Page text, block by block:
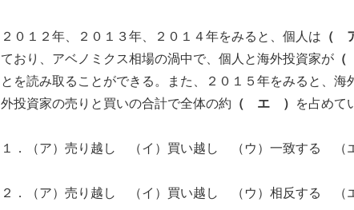
２０１２年、２０１３年、２０１４年をみると、個人は （
ており、アベノミクス相場の渦中で、個人と海外投資家が（
とを読み取ることができる。また、２０１５年をみると、海
外投資家の売りと買いの合計で全体の約 （ エ ） を占めて
１．（ア）売り越し （イ）買い越し （ウ）一致する （
２．（ア）売り越し （イ）買い越し （ウ）相反する （